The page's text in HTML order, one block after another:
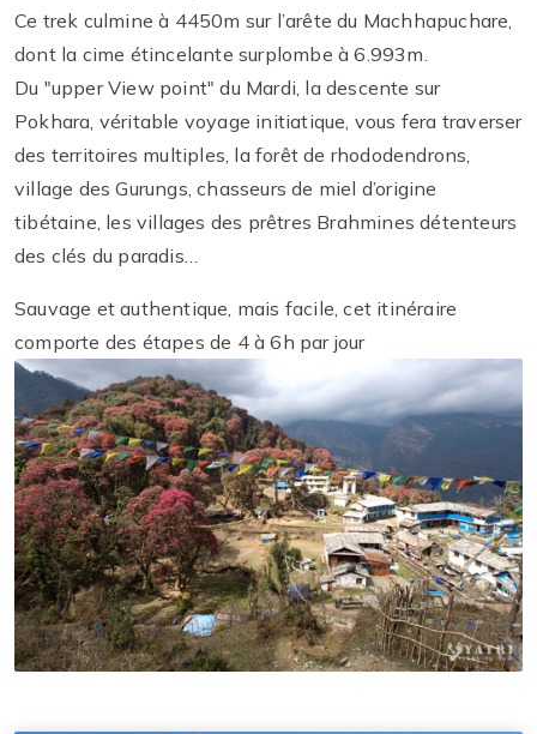
Ce trek culmine à 4450m sur l’arête du Machhapuchare,
dont la cime étincelante surplombe à 6.993m.
Du "upper View point" du Mardi, la descente sur
Pokhara, véritable voyage initiatique, vous fera traverser
des territoires multiples, la forêt de rhododendrons,
village des Gurungs, chasseurs de miel d’origine
tibétaine, les villages des prêtres Brahmines détenteurs
des clés du paradis…
Sauvage et authentique, mais facile, cet itinéraire
comporte des étapes de 4 à 6h par jour